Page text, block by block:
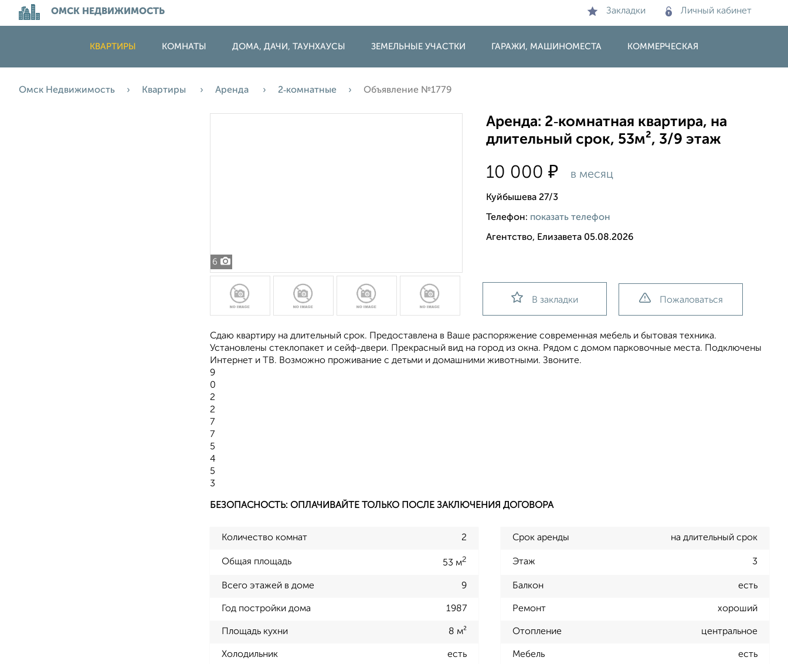
ОМСК НЕДВИЖИМОСТЬ Закладки Личный кабинет
КВАРТИРЫ КОМНАТЫ ДОМА, ДАЧИ, ТАУНХАУСЫ ЗЕМЕЛЬНЫЕ УЧАСТКИ ГАРАЖИ, МАШИНОМЕСТА КОММЕРЧЕСКАЯ
Омск Недвижимость Квартиры Аренда 2‑комнатные Объявление №1779
6
Аренда: 2‑комнатная квартира, на
длительный срок, 53м², 3/9 этаж
10 000₽ в месяц
Куйбышева 27/3
Телефон: показать телефон
Агентство, Елизавета 05.08.2026
В закладки Пожаловаться
Сдаю квартиру на длительный срок. Предоставлена в Ваше распоряжение современная мебель и бытовая техника.
Установлены стеклопакет и сейф-двери. Прекрасный вид на город из окна. Рядом с домом парковочные места. Подключены
Интернет и ТВ. Возможно проживание с детьми и домашними животными. Звоните.
9
0
2
2
7
7
5
4
5
3
БЕЗОПАСНОСТЬ: ОПЛАЧИВАЙТЕ ТОЛЬКО ПОСЛЕ ЗАКЛЮЧЕНИЯ ДОГОВОРА
Количество комнат 2 Срок аренды на длительный срок
Общая площадь 53 м2 Этаж 3
Всего этажей в доме 9 Балкон есть
Год постройки дома 1987 Ремонт хороший
Площадь кухни 8 м² Отопление центральное
Холодильник есть Мебель есть